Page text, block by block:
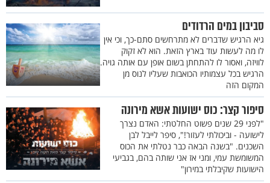
סביבון במים הרדודים
גיא הרגיש שדברים לא מתרחשים סתם-כך, וכי אין
לו מה לעשות עוד בארץ הזאת. הוא לא זקוק
לוויזה, ואסור לו להתחתן בשום אופן עם אותה גויה.
הרגיש בכל עצמותיו הכואבות שעליו לנוס מן
המקום הזה
סיפור קצר: כוס ישועות אשא מירונה
"לפני 29 שנים פשוט החלטתי: האדם נצרך
לישועה - וביכולתי לעזור!", סיפר לייבל לבן
השכנים. "בשנה הבאה כבר נטלתי את הכוס
המשומשת עמי, ומני אז אני שותה בהם, בגביעי
הישועות שקיבלתי במירון"